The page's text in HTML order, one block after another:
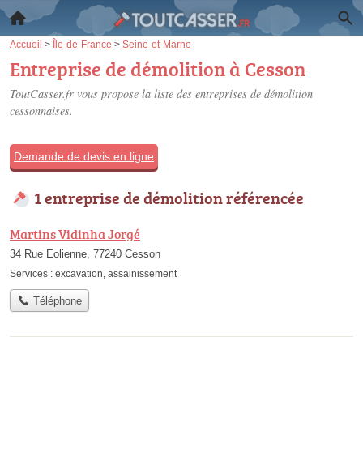
Accueil > Île-de-France > Seine-et-Marne
Entreprise de démolition à Cesson
ToutCasser.fr vous propose la liste des entreprises de démolition
cessonnaises.
Demande de devis en ligne
1 entreprise de démolition référencée
Martins Vidinha Jorgé
34 Rue Eolienne, 77240 Cesson
Services : excavation, assainissement
Téléphone